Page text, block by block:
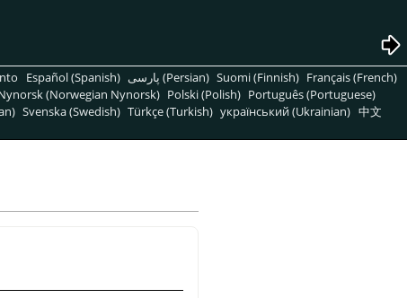
Español (Spanish) پارسی (Persian) Suomi (Finnish) Français (French)
(Norwegian Nynorsk) Polski (Polish) Português (Portuguese)
Svenska (Swedish) Türkçe (Turkish) український (Ukrainian) 中文